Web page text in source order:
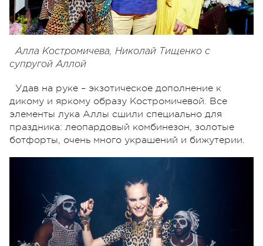
Алла Костромичева, Николай Тищенко с
супругой Аллой
Удав на руке – экзотическое дополнение к
дикому и яркому образу Костромичевой. Все
элементы лука Аллы сшили специально для
праздника: леопардовый комбинезон, золотые
ботфорты, очень много украшений и бижутерии.